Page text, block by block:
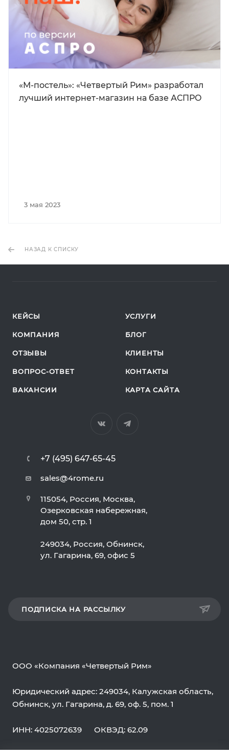
«М-постель»: «Четвертый Рим» разработал
лучший интернет-магазин на базе АСПРО
3 мая 2023
НАЗАД К СПИСКУ
КЕЙСЫ УСЛУГИ
КОМПАНИЯ БЛОГ
ОТЗЫВЫ КЛИЕНТЫ
ВОПРОС-ОТВЕТ КОНТАКТЫ
ВАКАНСИИ КАРТА САЙТА
+7 (495) 647-65-45
sales@4rome.ru
115054, Россия, Москва,
Озерковская набережная,
дом 50, стр. 1
249034, Россия, Обнинск,
ул. Гагарина, 69, офис 5
ПОДПИСКА НА РАССЫЛКУ
ООО «Компания «Четвертый Рим»
Юридический адрес: 249034, Калужская область,
Обнинск, ул. Гагарина, д. 69, оф. 5, пом. 1
ИНН: 4025072639 ОКВЭД: 62.09